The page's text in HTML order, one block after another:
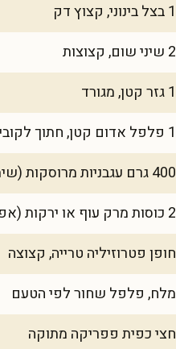
1 בצל בינוני, קצוץ דק
2 שיני שום, קצוצות
1 גזר קטן, מגורד
1 פלפל אדום קטן, חתוך לקוביות
400 גרם עגבניות מרוסקות (שימורים)
2 כוסות מרק עוף או ירקות (אפשר גם מים, אם אין מרק)
חופן פטרוזיליה טרייה, קצוצה
מלח, פלפל שחור לפי הטעם
חצי כפית פפריקה מתוקה